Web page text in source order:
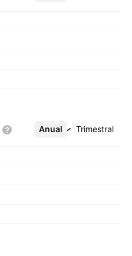
Anual Trimestral
Mais